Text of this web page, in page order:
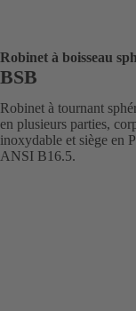
Robinet à boisseau
BSB
Robinet à tournant
en plusieurs parties,
inoxydable et siège en
ANSI B16.5.